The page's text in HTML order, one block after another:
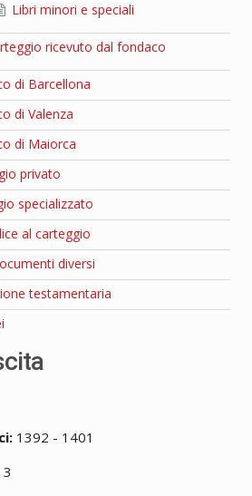
Libri minori e speciali
ricevuto dal fondaco
di Barcellona
di Valenza
di Maiorca
privato
specializzato
al carteggio
diversi
testamentaria
1392 - 1401